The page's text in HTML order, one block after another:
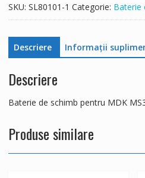
pentru
MS31
MI23
SKU: SL80101-1 Categorie: Baterie
Descriere Informații
Descriere
Baterie de schimb pentru MDK
Produse similare